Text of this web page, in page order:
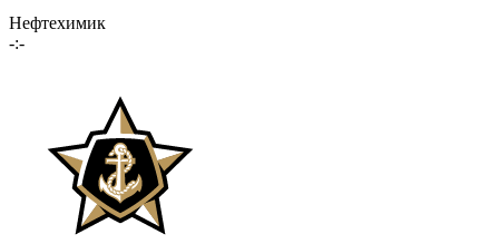
Нефтехимик
-:-